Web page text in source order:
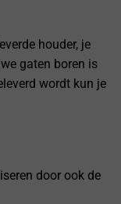
houder, je
gaten boren is
wordt kun je
door ook de